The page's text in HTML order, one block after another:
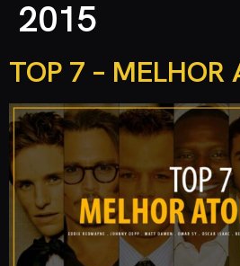
2015
TOP 7 – MELHOR